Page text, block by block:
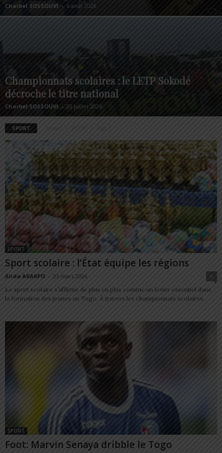
Charbel SOSSOUVI - 6 août 2026
Championnats scolaires : le LETP Sokodé
décroche le titre national
Charbel SOSSOUVI - 25 juillet 2026
SPORT Page 3
SPORT
Sport scolaire : l’État équipe les régions
Alida AKAKPO - 25 mars 2026
0
Le sport scolaire s’affirme de plus en plus comme un levier essentiel dans
la formation des jeunes au Togo. À travers les championnats scolaires...
SPORT
Foot: Marvin Senaya dribble le Togo